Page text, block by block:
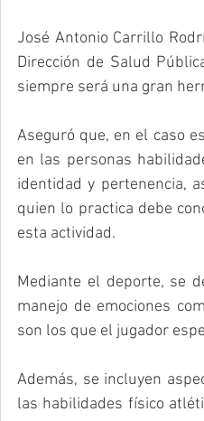
José Antonio Carrillo
Dirección de Salud
siempre será una gran
Aseguró que, en el caso
en las personas
identidad y pertenencia,
quien lo practica debe
esta actividad.
Mediante el deporte, se
manejo de emociones
son los que el jugador
Además, se incluyen
las habilidades físico